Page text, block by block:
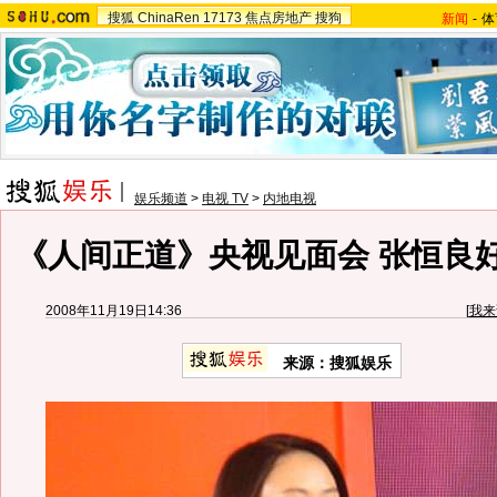
搜狐 ChinaRen 17173 焦点房地产 搜狗 新闻 -
娱乐频道 > 电视 TV > 内地电视
《人间正道》央视见面会 张恒良
2008年11月19日14:36 [我
来源：搜狐娱乐